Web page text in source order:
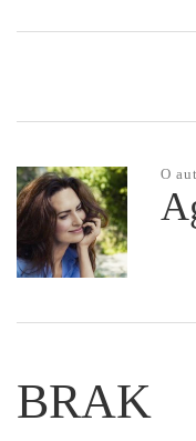
O
BRAK